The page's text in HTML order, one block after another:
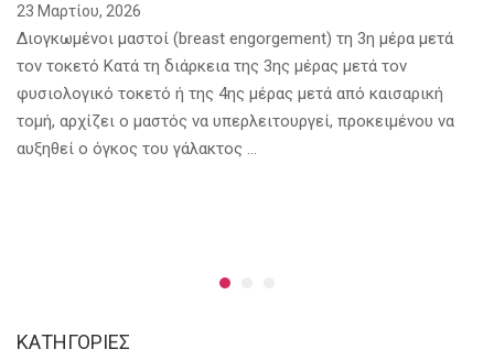
23 Μαρτίου, 2026
Διογκωμένοι μαστοί (breast engorgement) τη 3η μέρα μετά
τον τοκετό Κατά τη διάρκεια της 3ης μέρας μετά τον
φυσιολογικό τοκετό ή της 4ης μέρας μετά από καισαρική
τομή, αρχίζει ο μαστός να υπερλειτουργεί, προκειμένου να
αυξηθεί ο όγκος του γάλακτος …
KΑΤΗΓΟΡΊΕΣ